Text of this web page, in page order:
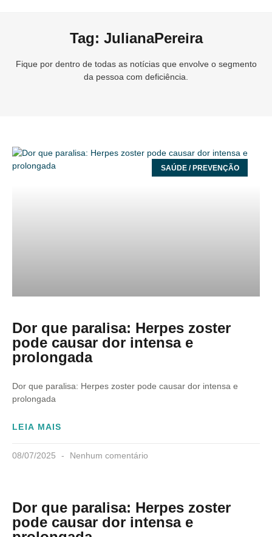
Tag: JulianaPereira
Fique por dentro de todas as notícias que envolve o segmento
da pessoa com deficiência.
SAÚDE / PREVENÇÃO
Dor que paralisa: Herpes zoster
pode causar dor intensa e
prolongada
Dor que paralisa: Herpes zoster pode causar dor intensa e
prolongada
LEIA MAIS
08/07/2025 Nenhum comentário
Dor que paralisa: Herpes zoster
pode causar dor intensa e